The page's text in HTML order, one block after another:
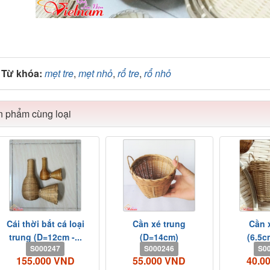
Từ khóa: mẹt tre, mẹt nhỏ, rổ tre, rổ nhỏ
phẩm cùng loại
Cái thời bắt cá loại
trung (D=12cm -...
S000247
155.000 VND
Cần xé trung
(D=14cm)
S000246
55.000 VND
Cần